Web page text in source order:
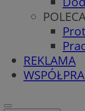
REKLAMA